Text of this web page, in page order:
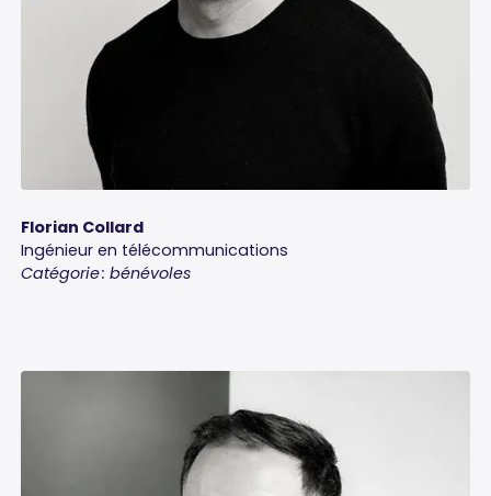
Florian Collard
Ingénieur en télécommunications
Catégorie : bénévoles